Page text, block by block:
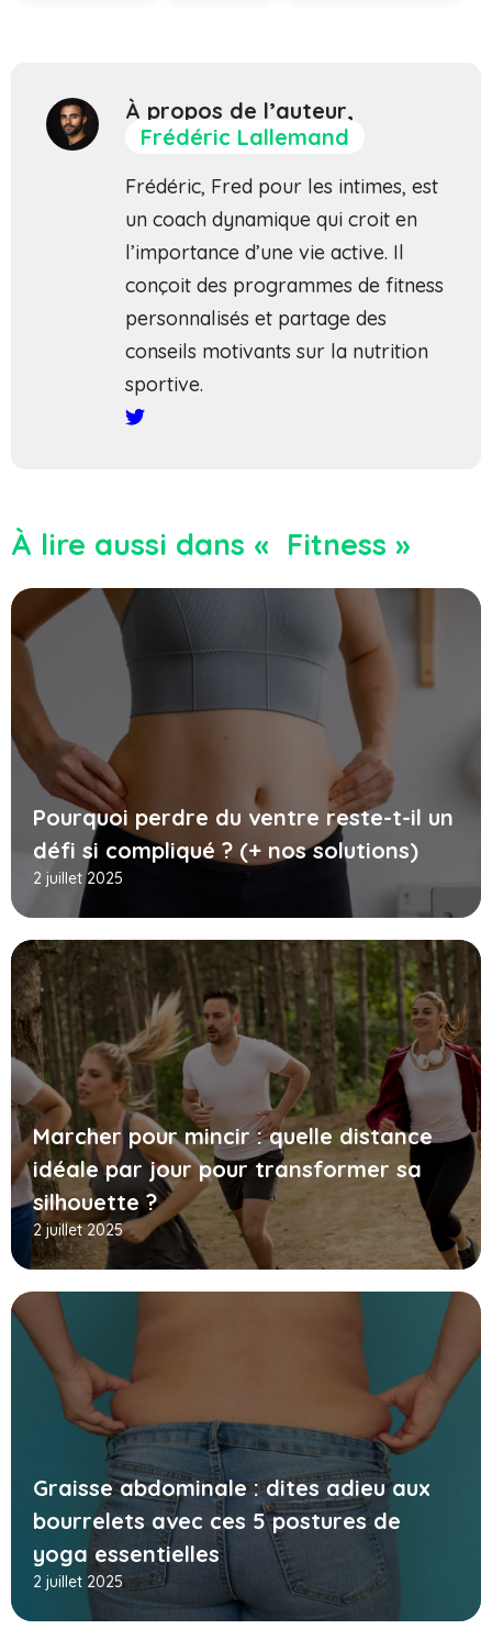
À propos de l’auteur,
Frédéric Lallemand
Frédéric, Fred pour les intimes, est
un coach dynamique qui croit en
l’importance d’une vie active. Il
conçoit des programmes de fitness
personnalisés et partage des
conseils motivants sur la nutrition
sportive.
À lire aussi dans « Fitness »
Pourquoi perdre du ventre reste-t-il un
défi si compliqué ? (+ nos solutions)
2 juillet 2025
Marcher pour mincir : quelle distance
idéale par jour pour transformer sa
silhouette ?
2 juillet 2025
Graisse abdominale : dites adieu aux
bourrelets avec ces 5 postures de
yoga essentielles
2 juillet 2025